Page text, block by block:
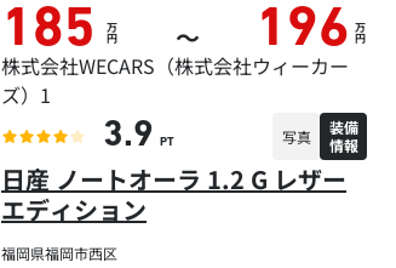
福岡県福岡市西区
日産 ノートオーラ 1.2 G レザー
エディション
185 万
円 ～ 196 万
円
株式会社WECARS（株式会社ウィーカー
ズ）1
3.9 PT 写真
装備
情報